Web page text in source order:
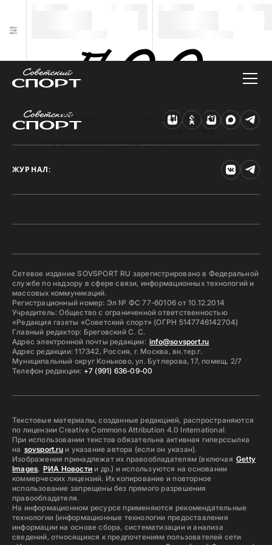
Техническая ошибка на сайте
Произошла ошибка. Чтобы найти нужную
ЖУРНАЛ:
Сетевое издание SOVSPORT RU зарегистрировано в Федеральной
службе по надзору в сфере связи, информационных технологий и
массовых коммуникаций.
Регистрационный номер: Эл № ФС 77-60106 от 10.12.2014
Учредитель: Общество с ограниченной ответственностью
«Редакция газеты «Советский спорт» (ОГРН 5147746142704)
Главный редактор: Бреговский С. С.
Адрес электронной почты редакции: info@sovsport.ru
Адрес редакции: 117342, Россия, г. Москва, вн.тер.г.
Муниципальный округ Коньково, ул. Бутлерова, 17, помещ. 2/7
Телефон редакции: +7 (991) 636-09-00
Текстовые материалы, созданные редакцией, распространяются
по лицензии Creative Commons Attribution 4.0 International.
При использовании текстов обязательна активная гиперссылка
на sovsport.ruи указание автора (если он указан).
Изображения принадлежат их правообладателям (включая Getty
Images, РИА Новостии др.) и используются на основании
коммерческих лицензий. Их копирование и повторное
использование запрещены без прямого разрешения
правообладателя.
На информационном ресурсе применяются рекомендательные
технологии (информационные технологии предоставления
информации на основе сбора, систематизации и анализа
сведений, относящихся к предпочтениям пользователей сети